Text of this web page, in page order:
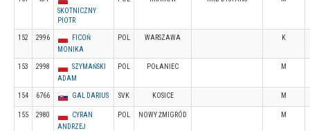
SKOTNICZNY
PIOTR
152 2996
FICOŃ
MONIKA
POL WARSZAWA K
153 2998
SZYMAŃSKI
ADAM
POL POŁANIEC M
154 6766 GAL DARIUS SVK KOSICE M
155 2980
CYRAN
ANDRZEJ
POL NOWY ŻMIGRÓD M